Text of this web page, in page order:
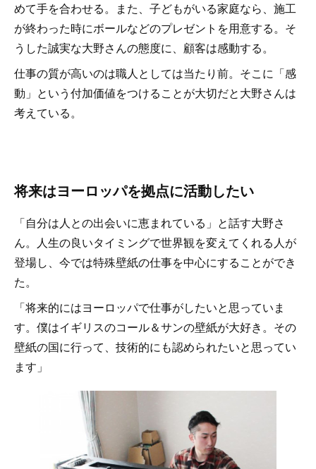
めて手を合わせる。また、子どもがいる家庭なら、施工
が終わった時にボールなどのプレゼントを用意する。そ
うした誠実な大野さんの態度に、顧客は感動する。
仕事の質が高いのは職人としては当たり前。そこに「感
動」という付加価値をつけることが大切だと大野さんは
考えている。
将来はヨーロッパを拠点に活動したい
「自分は人との出会いに恵まれている」と話す大野さ
ん。人生の良いタイミングで世界観を変えてくれる人が
登場し、今では特殊壁紙の仕事を中心にすることができ
た。
「将来的にはヨーロッパで仕事がしたいと思っていま
す。僕はイギリスのコール＆サンの壁紙が大好き。その
壁紙の国に行って、技術的にも認められたいと思ってい
ます」